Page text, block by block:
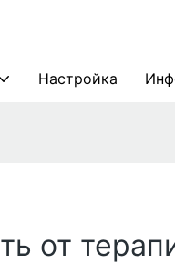
Настройка
от